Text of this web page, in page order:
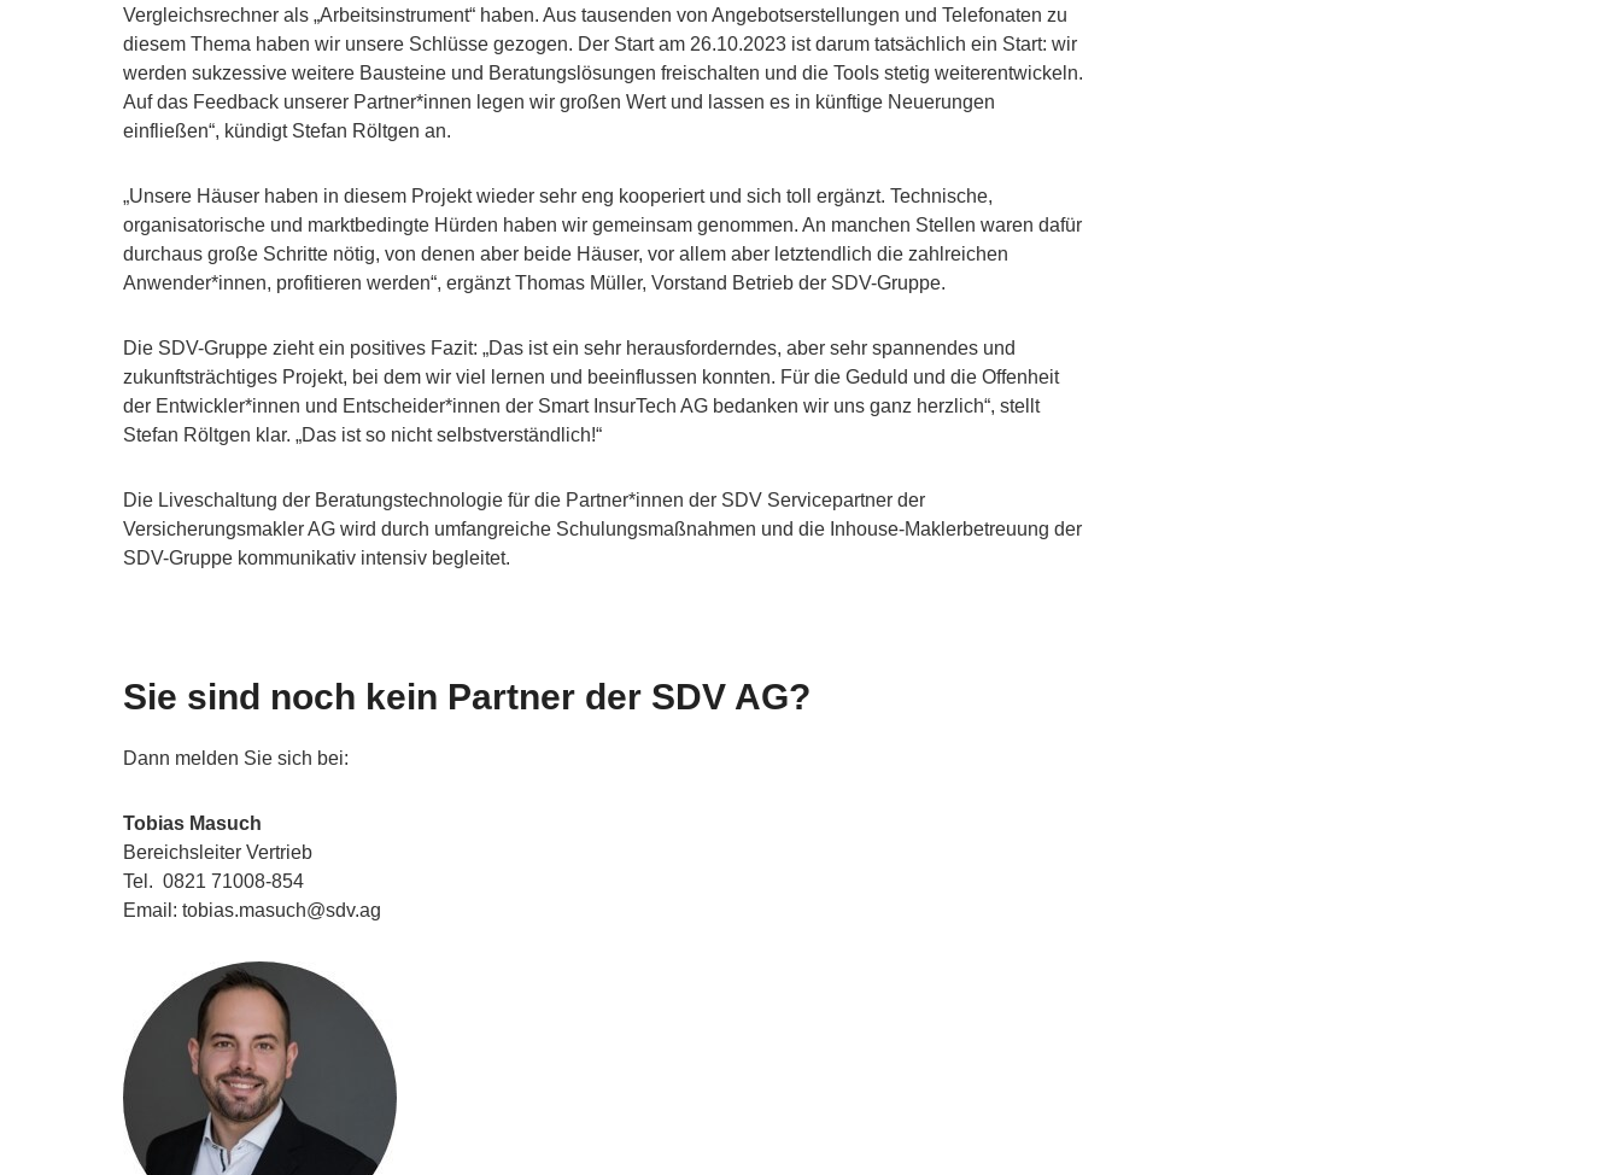
Vergleichsrechner als „Arbeitsinstrument“ haben. Aus tausenden von Angebotserstellungen und Telefonaten zu
diesem Thema haben wir unsere Schlüsse gezogen. Der Start am 26.10.2023 ist darum tatsächlich ein Start: wir
werden sukzessive weitere Bausteine und Beratungslösungen freischalten und die Tools stetig weiterentwickeln.
Auf das Feedback unserer Partner*innen legen wir großen Wert und lassen es in künftige Neuerungen
einfließen“, kündigt Stefan Röltgen an.
„Unsere Häuser haben in diesem Projekt wieder sehr eng kooperiert und sich toll ergänzt. Technische,
organisatorische und marktbedingte Hürden haben wir gemeinsam genommen. An manchen Stellen waren dafür
durchaus große Schritte nötig, von denen aber beide Häuser, vor allem aber letztendlich die zahlreichen
Anwender*innen, profitieren werden“, ergänzt Thomas Müller, Vorstand Betrieb der SDV-Gruppe.
Die SDV-Gruppe zieht ein positives Fazit: „Das ist ein sehr herausforderndes, aber sehr spannendes und
zukunftsträchtiges Projekt, bei dem wir viel lernen und beeinflussen konnten. Für die Geduld und die Offenheit
der Entwickler*innen und Entscheider*innen der Smart InsurTech AG bedanken wir uns ganz herzlich“, stellt
Stefan Röltgen klar. „Das ist so nicht selbstverständlich!“
Die Liveschaltung der Beratungstechnologie für die Partner*innen der SDV Servicepartner der
Versicherungsmakler AG wird durch umfangreiche Schulungsmaßnahmen und die Inhouse-Maklerbetreuung der
SDV-Gruppe kommunikativ intensiv begleitet.
Sie sind noch kein Partner der SDV AG?
Dann melden Sie sich bei:
Tobias Masuch
Bereichsleiter Vertrieb
Tel. 0821 71008-854
Email: tobias.masuch@sdv.ag